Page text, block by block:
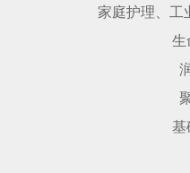
家庭护理、工
生
基